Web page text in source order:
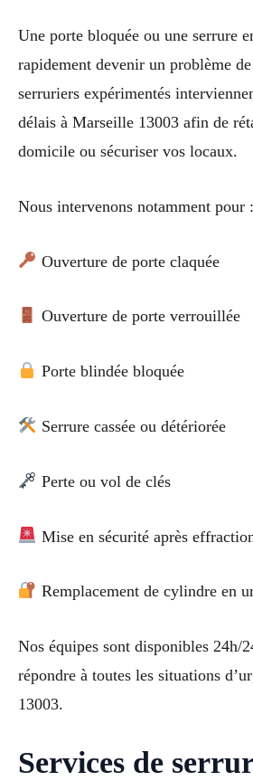
Une porte bloquée ou une serrure
rapidement devenir un problème
serruriers expérimentés
délais à Marseille 13003 afin de
domicile ou sécuriser vos locaux.
Nous intervenons notamment pour :
Ouverture de porte claquée
Ouverture de porte verrouillée
Porte blindée bloquée
Serrure cassée ou détériorée
Perte ou vol de clés
Mise en sécurité après
Remplacement de cylindre en
Nos équipes sont disponibles 24h/
répondre à toutes les situations
13003.
Services de